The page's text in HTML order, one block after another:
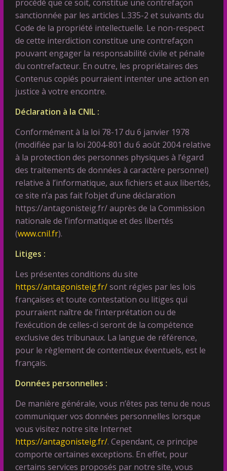
procédé que ce soit, constitue une contrefaçon
sanctionnée par les articles L.335-2 et suivants du
Code de la propriété intellectuelle. Le non-respect
de cette interdiction constitue une contrefaçon
pouvant engager la responsabilité civile et pénale
du contrefacteur. En outre, les propriétaires des
Contenus copiés pourraient intenter une action en
justice à votre encontre.
Déclaration à la CNIL :
Conformément à la loi 78-17 du 6 janvier 1978
(modifiée par la loi 2004-801 du 6 août 2004 relative
à la protection des personnes physiques à l’égard
des traitements de données à caractère personnel)
relative à l’informatique, aux fichiers et aux libertés,
ce site n’a pas fait l’objet d’une déclaration
https://antagonisteig.fr/ auprès de la Commission
nationale de l’informatique et des libertés
(www.cnil.fr).
Litiges :
Les présentes conditions du site
https://antagonisteig.fr/sont régies par les lois
françaises et toute contestation ou litiges qui
pourraient naître de l’interprétation ou de
l’exécution de celles-ci seront de la compétence
exclusive des tribunaux. La langue de référence,
pour le règlement de contentieux éventuels, est le
français.
Données personnelles :
De manière générale, vous n’êtes pas tenu de nous
communiquer vos données personnelles lorsque
vous visitez notre site Internet
https://antagonisteig.fr/. Cependant, ce principe
comporte certaines exceptions. En effet, pour
certains services proposés par notre site, vous